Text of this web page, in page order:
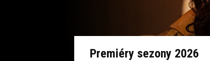
Premiéry sezony 2026